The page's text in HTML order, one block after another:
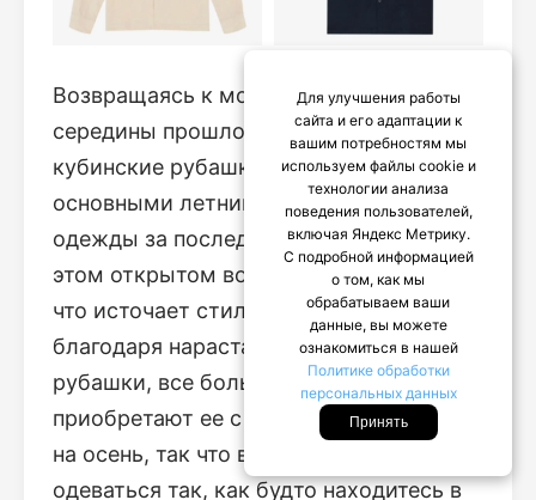
Возвращаясь к моде на наряды
середины прошлого столетия,
кубинские рубашки с воротником стали
основными летними предметами
одежды за последние несколько лет. В
этом открытом воротнике есть что-то,
что источает стильную небрежность, и
благодаря нарастающей популярности
рубашки, все больше и больше людей
приобретают ее с длинными рукавами
на осень, так что вы можете сейчас
одеваться так, как будто находитесь в
Для улучшения работы
сайта и его адаптации к
вашим потребностям мы
используем файлы cookie и
технологии анализа
поведения пользователей,
включая Яндекс Метрику.
С подробной информацией
о том, как мы
обрабатываем ваши
данные, вы можете
ознакомиться в нашей
Политике обработки
персональных данных
Принять